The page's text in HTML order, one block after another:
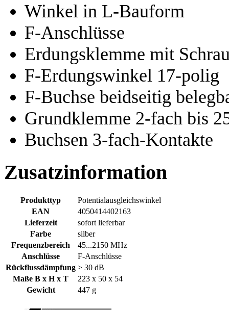
Winkel in L-Bauform
F-Anschlüsse
Erdungsklemme mit
F-Erdungswinkel 17-polig
F-Buchse beidseitig
Grundklemme 2-fach bis
Buchsen 3-fach-Kontakte
Zusatzinformation
Produkttyp
Potentialausgleichswinkel
EAN
4050414402163
Lieferzeit
sofort lieferbar
Farbe
silber
Frequenzbereich
45...2150 MHz
Anschlüsse
F-Anschlüsse
Rückflussdämpfung > 30 dB
Maße B x H x T
223 x 50 x 54
Gewicht
447 g